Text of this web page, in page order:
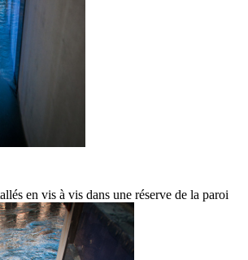
en vis à vis dans une réserve de la paroi